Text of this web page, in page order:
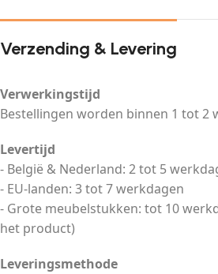
Verzending & Levering
Verwerkingstijd
Bestellingen worden binnen 1 tot 2
Levertijd
- België & Nederland: 2 tot 5
- EU-landen: 3 tot 7 werkdagen
- Grote meubelstukken: tot 10
het product)
Leveringsmethode